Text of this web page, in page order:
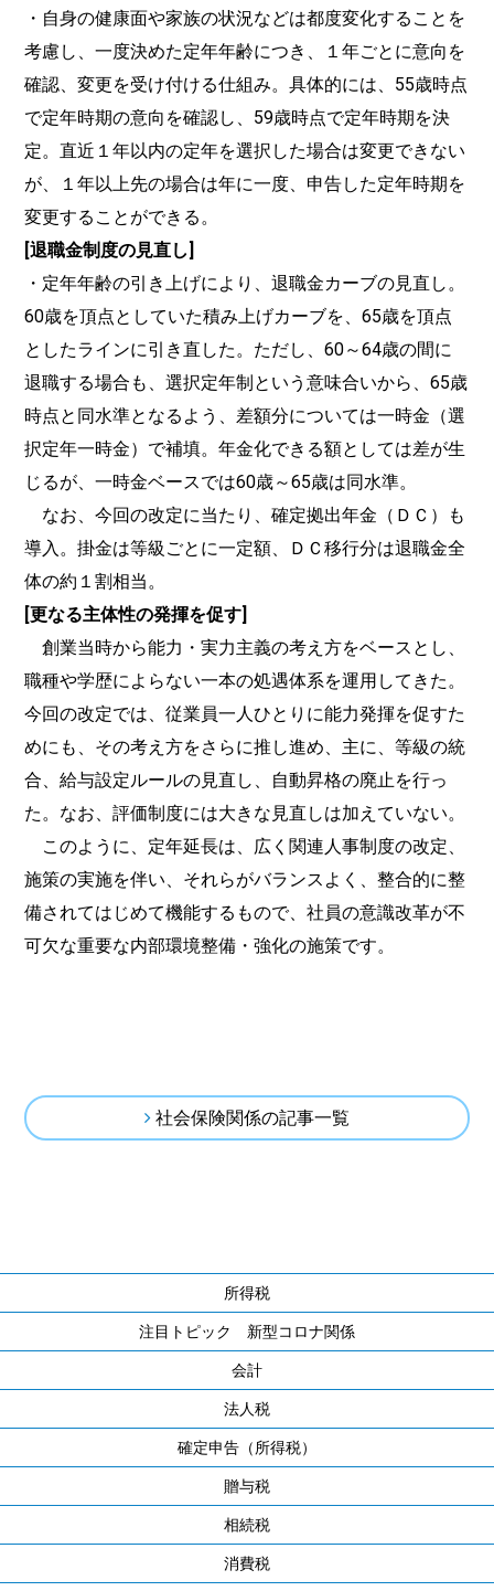
・自身の健康面や家族の状況などは都度変化することを
考慮し、一度決めた定年年齢につき、１年ごとに意向を
確認、変更を受け付ける仕組み。具体的には、55歳時点
で定年時期の意向を確認し、59歳時点で定年時期を決
定。直近１年以内の定年を選択した場合は変更できない
が、１年以上先の場合は年に一度、申告した定年時期を
変更することができる。
[退職金制度の見直し]
・定年年齢の引き上げにより、退職金カーブの見直し。
60歳を頂点としていた積み上げカーブを、65歳を頂点
としたラインに引き直した。ただし、60～64歳の間に
退職する場合も、選択定年制という意味合いから、65歳
時点と同水準となるよう、差額分については一時金（選
択定年一時金）で補填。年金化できる額としては差が生
じるが、一時金ベースでは60歳～65歳は同水準。
なお、今回の改定に当たり、確定拠出年金（ＤＣ）も
導入。掛金は等級ごとに一定額、ＤＣ移行分は退職金全
体の約１割相当。
[更なる主体性の発揮を促す]
創業当時から能力・実力主義の考え方をベースとし、
職種や学歴によらない一本の処遇体系を運用してきた。
今回の改定では、従業員一人ひとりに能力発揮を促すた
めにも、その考え方をさらに推し進め、主に、等級の統
合、給与設定ルールの見直し、自動昇格の廃止を行っ
た。なお、評価制度には大きな見直しは加えていない。
このように、定年延長は、広く関連人事制度の改定、
施策の実施を伴い、それらがバランスよく、整合的に整
備されてはじめて機能するもので、社員の意識改革が不
可欠な重要な内部環境整備・強化の施策です。
社会保険関係の記事一覧
所得税
注目トピック 新型コロナ関係
会計
法人税
確定申告（所得税）
贈与税
相続税
消費税